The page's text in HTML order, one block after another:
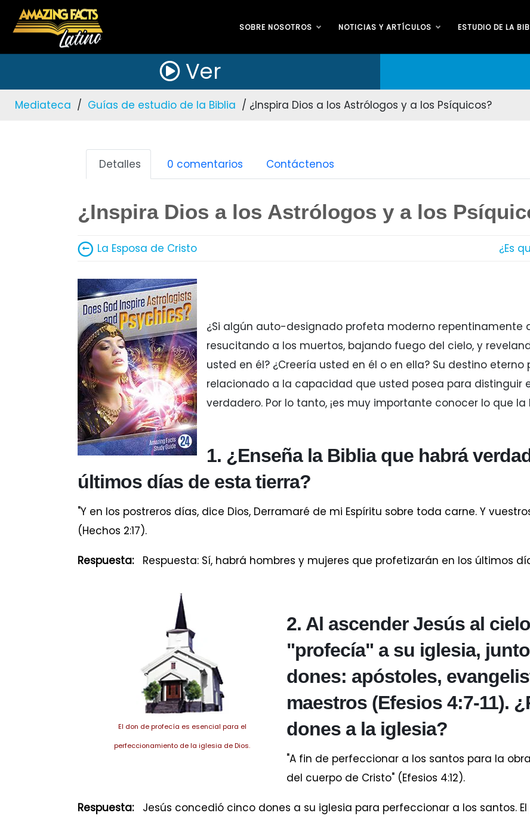
SOBRE NOSOTROS NOTICIAS Y ARTÍCULOS ESTUDIO DE LA
Ver
Mediateca / Guías de estudio de la Biblia / ¿Inspira Dios a los Astrólogos y a los Psíquicos?
Detalles 0 comentarios Contáctenos
¿Inspira Dios a los Astrólogos y a los
La Esposa de Cristo ¿Es
¿Si algún auto-designado profeta moderno repentinamente
resucitando a los muertos, bajando fuego del cielo, y
usted en él? ¿Creería usted en él o en ella? Su destino
relacionado a la capacidad que usted posea para distinguir
verdadero. Por lo tanto, ¡es muy importante conocer lo que
1. ¿Enseña la Biblia que habrá
últimos días de esta tierra?
"Y en los postreros días, dice Dios, Derramaré de mi Espíritu sobre toda carne. Y
(Hechos 2:17).
Respuesta:Respuesta: Sí, habrá hombres y mujeres que profetizarán en los últimos
El don de profecía es esencial para el
perfeccionamiento de la iglesia de Dios.
2. Al ascender Jesús al
"profecía" a su iglesia,
dones: apóstoles,
maestros (Efesios 4:7-11).
dones a la iglesia?
"A fin de perfeccionar a los santos para la
del cuerpo de Cristo" (Efesios 4:12).
Respuesta:Jesús concedió cinco dones a su iglesia para perfeccionar a los santos.